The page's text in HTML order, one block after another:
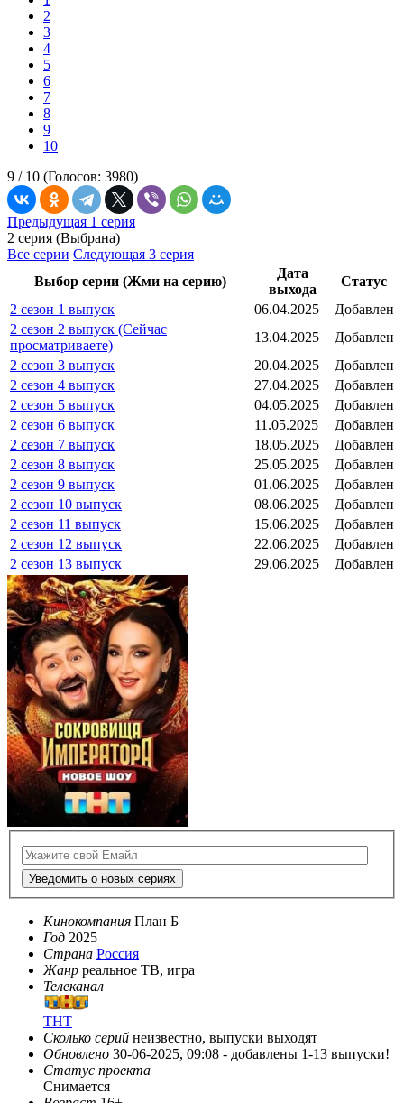
2
3
4
5
6
7
8
9
10
9 / 10 (Голосов: 3980)
Предыдущая 1 серия
2 серия (Выбрана)
Все серии Следующая 3 серия
Выбор серии (Жми на серию)
Дата
выхода
Статус
2 сезон 1 выпуск
06.04.2025
Добавлен
2 сезон 2 выпуск (Сейчас
просматриваете)
13.04.2025
Добавлен
2 сезон 3 выпуск
20.04.2025
Добавлен
2 сезон 4 выпуск
27.04.2025
Добавлен
2 сезон 5 выпуск
04.05.2025
Добавлен
2 сезон 6 выпуск
11.05.2025
Добавлен
2 сезон 7 выпуск
18.05.2025
Добавлен
2 сезон 8 выпуск
25.05.2025
Добавлен
2 сезон 9 выпуск
01.06.2025
Добавлен
2 сезон 10 выпуск
08.06.2025
Добавлен
2 сезон 11 выпуск
15.06.2025
Добавлен
2 сезон 12 выпуск
22.06.2025
Добавлен
2 сезон 13 выпуск
29.06.2025 Добавлен
Уведомить о новых сериях
Кинокомпания План Б
Год 2025
Страна Россия
Жанр реальное ТВ, игра
Телеканал
ТНТ
Сколько серий неизвестно, выпуски выходят
Обновлено 30-06-2025, 09:08 - добавлены 1-13 выпуски!
Статус проекта
Снимается